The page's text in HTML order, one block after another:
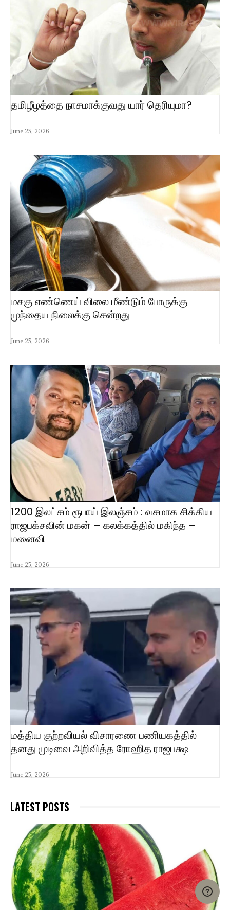
தமிழீழத்தை நாசமாக்குவது யார் தெரியுமா?
June 25, 2026
மசகு எண்ணெய் விலை மீண்டும் போருக்கு
முந்தைய நிலைக்கு சென்றது
June 25, 2026
1200 இலட்சம் ரூபாய் இலஞ்சம் : வசமாக சிக்கிய
ராஜபக்சவின் மகன் – கலக்கத்தில் மகிந்த –
மனைவி
June 25, 2026
மத்திய குற்றவியல் விசாரணை பணியகத்தில்
தனது முடிவை அறிவித்த ரோஹித ராஜபக்ஷ
June 25, 2026
LATEST POSTS